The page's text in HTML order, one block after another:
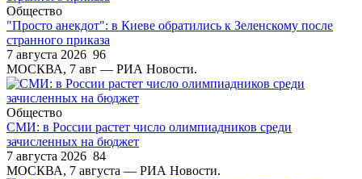
Общество
"Просто анекдот": в Киеве обратились к Зеленскому после
странного приказа
7 августа 2026 96
МОСКВА, 7 авг — РИА Новости.
Общество
СМИ: в России растет число олимпиадников среди
зачисленных на бюджет
7 августа 2026 84
МОСКВА, 7 августа — РИА Новости.